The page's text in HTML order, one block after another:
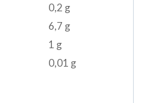
0,2 g
6,7 g
1 g
0,01 g